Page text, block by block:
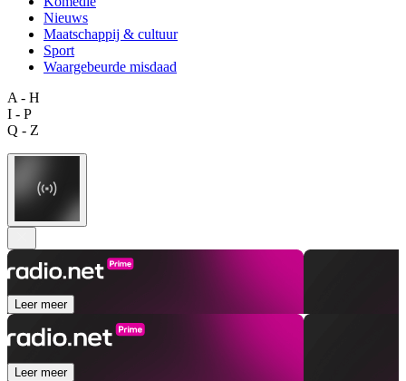
Nieuws
Maatschappij & cultuur
Sport
Waargebeurde misdaad
A - H
I - P
Q - Z
Leer meer
Leer meer